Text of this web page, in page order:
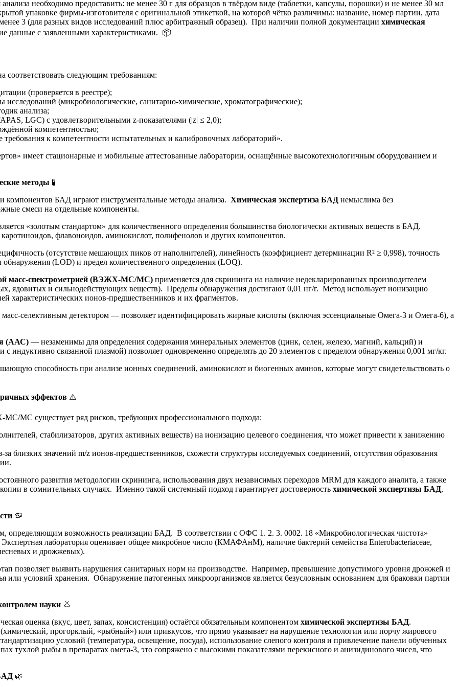
необходимо предоставить: не менее 30 г для образцов в твёрдом виде (таблетки, капсулы, порошки) и не менее 30 мл
упаковке фирмы-изготовителя с оригинальной этикеткой, на которой чётко различимы: название, номер партии, дата
3 (для разных видов исследований плюс арбитражный образец). При наличии полной документации химическая
данные с заявленными характеристиками. 📦
соответствовать следующим требованиям:
(проверяется в реестре);
(микробиологические, санитарно-химические, хроматографические);
анализа;
LGC) с удовлетворительными z-показателями (|z| ≤ 2,0);
компетентностью;
к компетентности испытательных и калибровочных лабораторий».
имеет стационарные и мобильные аттестованные лаборатории, оснащённые высокотехнологичным оборудованием и
методы 🧪
БАД играют инструментальные методы анализа. Химическая экспертиза БАД немыслима без
смеси на отдельные компоненты.
«золотым стандартом» для количественного определения большинства биологически активных веществ в БАД.
флавоноидов, аминокислот, полифенолов и других компонентов.
(отсутствие мешающих пиков от наполнителей), линейность (коэффициент детерминации R² ≥ 0,998), точность
(LOD) и предел количественного определения (LOQ).
масс-спектрометрией (ВЭЖХ-МС/МС) применяется для скрининга на наличие недекларированных производителем
ядовитых и сильнодействующих веществ). Пределы обнаружения достигают 0,01 нг/г. Метод использует ионизацию
характеристических ионов-предшественников и их фрагментов.
селективным детектором — позволяет идентифицировать жирные кислоты (включая эссенциальные Омега-3 и Омега-6), а
(ААС) — незаменимы для определения содержания минеральных элементов (цинк, селен, железо, магний, кальций) и
индуктивно связанной плазмой) позволяет одновременно определять до 20 элементов с пределом обнаружения 0,001 мг/кг.
способность при анализе ионных соединений, аминокислот и биогенных аминов, которые могут свидетельствовать о
эффектов ⚠️
МС существует ряд рисков, требующих профессионального подхода:
стабилизаторов, других активных веществ) на ионизацию целевого соединения, что может привести к занижению
близких значений m/z ионов-предшественников, схожести структуры исследуемых соединений, отсутствия образования
развития методологии скрининга, использования двух независимых переходов MRM для каждого аналита, а также
в сомнительных случаях. Именно такой системный подход гарантирует достоверность химической экспертизы БАД,
🦠
определяющим возможность реализации БАД. В соответствии с ОФС 1. 2. 3. 0002. 18 «Микробиологическая чистота»
лаборатория оценивает общее микробное число (КМАФАнМ), наличие бактерий семейства Enterobacteriaceae,
и дрожжевых).
позволяет выявить нарушения санитарных норм на производстве. Например, превышение допустимого уровня дрожжей и
или условий хранения. Обнаружение патогенных микроорганизмов является безусловным основанием для браковки партии
науки 👃
оценка (вкус, цвет, запах, консистенция) остаётся обязательным компонентом химической экспертизы БАД.
прогорклый, «рыбный») или привкусов, что прямо указывает на нарушение технологии или порчу жирового
условий (температура, освещение, посуда), использование слепого контроля и привлечение панели обученных
тухлой рыбы в препаратах омега-3, это сопряжено с высокими показателями перекисного и анизидинового чисел, что
🌿